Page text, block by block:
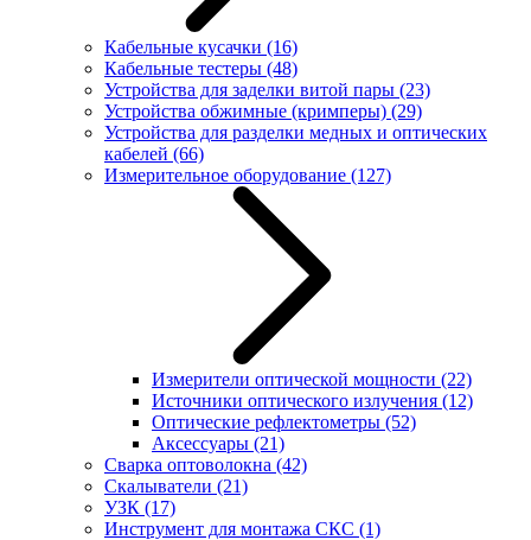
Кабельные кусачки (16)
Кабельные тестеры (48)
Устройства для заделки витой пары (23)
Устройства обжимные (кримперы) (29)
Устройства для разделки медных и оптических
кабелей (66)
Измерительное оборудование (127)
Измерители оптической мощности (22)
Источники оптического излучения (12)
Оптические рефлектометры (52)
Аксессуары (21)
Сварка оптоволокна (42)
Скалыватели (21)
УЗК (17)
Инструмент для монтажа СКС (1)